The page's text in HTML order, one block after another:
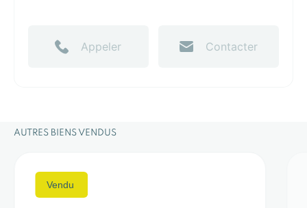
Appeler Contacter
AUTRES BIENS VENDUS